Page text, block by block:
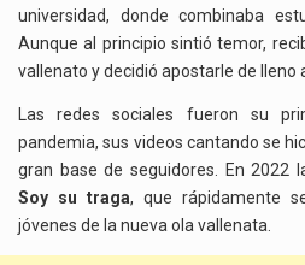
universidad, donde combinaba
Aunque al principio sintió temor,
vallenato y decidió apostarle de lleno
Las redes sociales fueron su
pandemia, sus videos cantando se
gran base de seguidores. En 2022
Soy su traga, que rápidamente
jóvenes de la nueva ola vallenata.